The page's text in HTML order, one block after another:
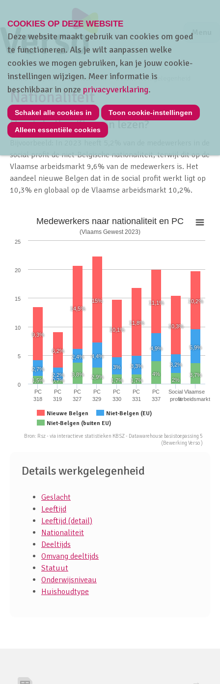
Jump
Menu
Home Cijfers Arbeidsmarkt Details werkgelegenheid
Nationaliteit
Hoe tabellen/figuren lezen?
social profit de niet-Belgische nationaliteit, terwijl dit op de
Vlaamse arbeidsmarkt 9,6% van de medewerkers is. Het
aandeel nieuwe Belgen dat in de social profit werkt ligt op
10,3% en globaal op de Vlaamse arbeidsmarkt 10,2%.
Medewerkers naar nationaliteit en PC
(Vlaams Gewest 2023)
9,3%
6,2%
14,5%
15%
10,1%
11,8%
11,1%
10,3%
10,2%
2,7%
2,2%
2,4%
4,4%
3%
3,3%
4,9%
3,2%
5,9%
1,5% 0,7%
3,8% 2,9%
1,7% 1,7%
4%
2%
3,7%
PC
318
PC
319
PC
327
PC
329
PC
330
PC
331
PC
337
Social
profit
Vlaamse
arbeidsmarkt
0
5
10
15
20
25
Nieuwe Belgen
Niet-Belgen (EU)
Niet-Belgen (buiten EU)
Bron: Rsz - via interactieve statistieken KBSZ - Datawarehouse basistoepassing 5
(Bewerking Verso )
Details werkgelegenheid
Geslacht
Leeftijd
Leeftijd (detail)
Nationaliteit
Deeltijds
Omvang deeltijds
Statuut
Onderwijsniveau
Huishoudtype
COOKIES OP DEZE WEBSITE
Deze website maakt gebruik van cookies om goed
te functioneren. Als je wilt aanpassen welke
cookies we mogen gebruiken, kan je jouw cookie-
instellingen wijzigen. Meer informatie is
beschikbaar in onze privacyverklaring.
Schakel alle cookies in Toon cookie-instellingen
Alleen essentiële cookies